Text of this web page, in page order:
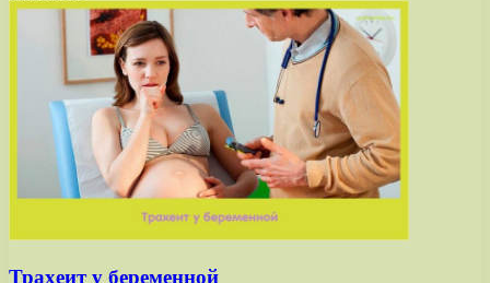
Трахеит у беременной